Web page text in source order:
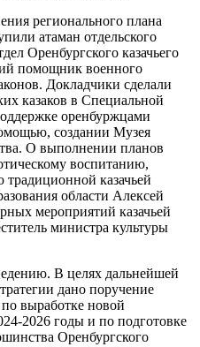
регионального плана
атаман отдельского
Оренбургского казачьего
помощник военного
Докладчики сделали
казаков в Специальной
оренбуржцами
создании Музея
О выполнении планов
воспитанию,
традиционной казачьей
области Алексей
мероприятий казачьей
министра культуры
В целях дальнейшей
дано поручение
выработке новой
2026 годы и по подготовке
Оренбургского